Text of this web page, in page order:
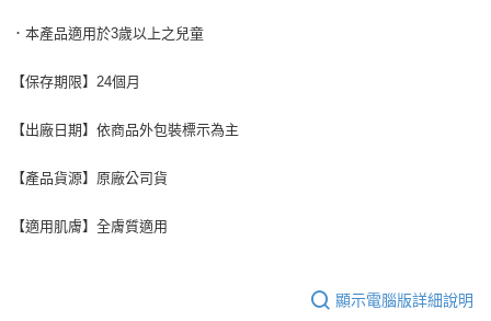
４．使用「AFTEE先享後付」時，將依據個別帳號之用戶狀況，依本公司即
時審查核予不同之上限額度；若仍有額度不足之情形，本公司將視審查結果
５．嚴禁一人註冊多個帳號或使用他人資訊註冊。若發現惡意使用之情形，
．本產品適用於3歲以上之兒童
【保存期限】24個月
【出廠日期】依商品外包裝標示為主
【產品貨源】原廠公司貨
【適用肌膚】全膚質適用
顯示電腦版詳細說明